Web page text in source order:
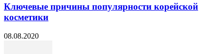
Ключевые причины популярности корейской
косметики
08.08.2020